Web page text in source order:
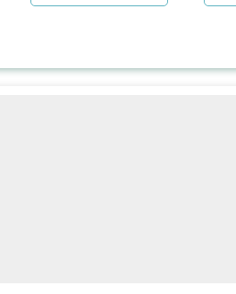
核子醫學及正電